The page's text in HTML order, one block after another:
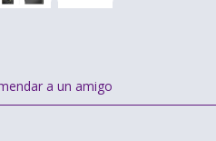
a un amigo